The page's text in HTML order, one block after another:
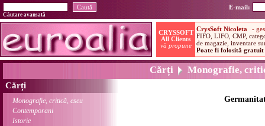
E-mail:
Căutare avansată
Cărți Monografie,
Cărți
Monografie, critică, eseu
Contemporani
Istorie